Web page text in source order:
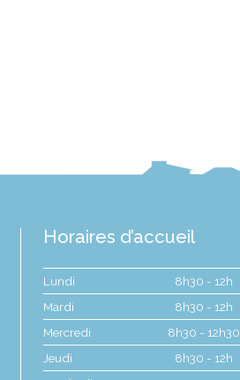
Horaires d’accueil
Lundi 8h30 - 12h
Mardi
8h30 - 12h
Mercredi
8h30 - 12h30
Jeudi
8h30 - 12h